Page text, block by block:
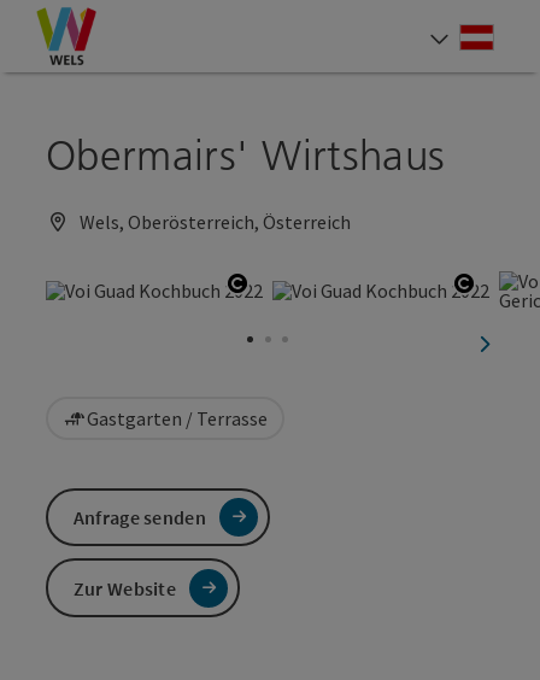
Zum Inhalt
Zur Navigation
Zum Seitenanfang
Obermairs' Wirtshaus
Wels, Oberösterreich, Österreich
Gastgarten / Terrasse
Anfrage senden
Zur Website